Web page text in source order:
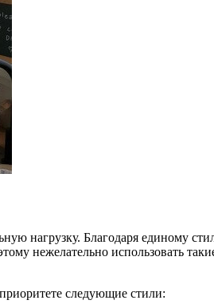
нагрузку. Благодаря единому
нежелательно использовать
следующие стили: